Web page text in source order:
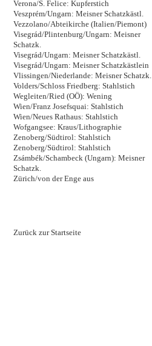
Verona/S. Felice: Kupferstich
Veszprém/Ungarn: Meisner Schatzkästl.
Vezzolano/Abteikirche (Italien/Piemont)
Visegrád/Plintenburg/Ungarn: Meisner
Schatzk.
Visegrád/Ungarn: Meisner Schatzkästl.
Visegrád/Ungarn: Meisner Schatzkästlein
Vlissingen/Niederlande: Meisner Schatzk.
Volders/Schloss Friedberg: Stahlstich
Wegleiten/Ried (OÖ): Wening
Wien/Franz Josefsquai: Stahlstich
Wien/Neues Rathaus: Stahlstich
Wofgangsee: Kraus/Lithographie
Zenoberg/Südtirol: Stahlstich
Zenoberg/Südtirol: Stahlstich
Zsámbék/Schambeck (Ungarn): Meisner
Schatzk.
Zürich/von der Enge aus
Zurück zur Startseite